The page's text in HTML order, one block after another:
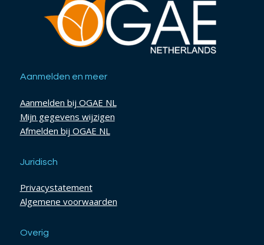
Aanmelden en meer
Aanmelden bij OGAE NL
Mijn gegevens wijzigen
Afmelden bij OGAE NL
Juridisch
Privacystatement
Algemene voorwaarden
Overig